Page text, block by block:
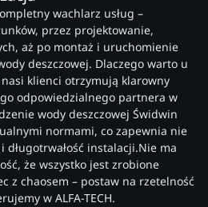
wachlarz usług –
przez projektowanie,
aż po montaż i uruchomienie
deszczowej. Dlaczego warto u
nasi klienci otrzymują klarowny
odpowiedzialnego partnera w
wody deszczowej Świdwin
normami, co zapewnia nie
długotrwałość instalacji.Nie ma
że wszystko jest zrobione
z chaosem – postaw na rzetelność
w ALFA-TECH.